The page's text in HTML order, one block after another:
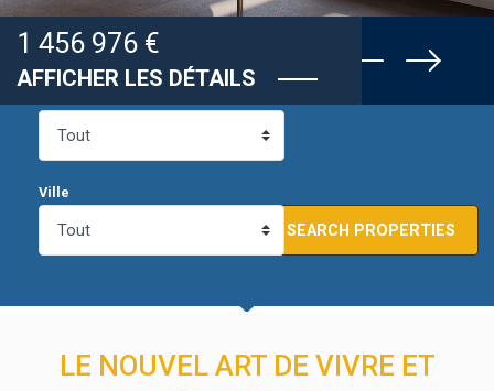
1 456 976 €
AFFICHER LES DÉTAILS
Ville
LE NOUVEL ART DE VIVRE ET